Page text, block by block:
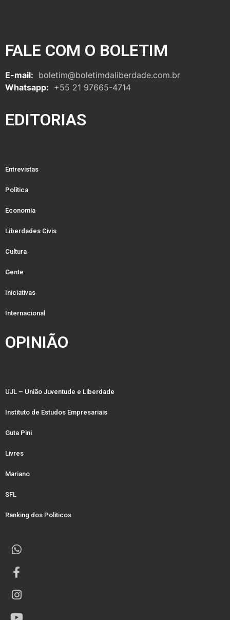
FALE COM O BOLETIM
E-mail: boletim@boletimdaliberdade.com.br
Whatsapp: +55 21 97665-4714
EDITORIAS
Entrevistas
Política
Economia
Liberdades Civis
Cultura
Gente
Iniciativas
Internacional
OPINIÃO
UJL – União Juventude e Liberdade
Instituto de Estudos Empresariais
Guta Pini
Livres
Mariano
SFL
Ranking dos Politicos